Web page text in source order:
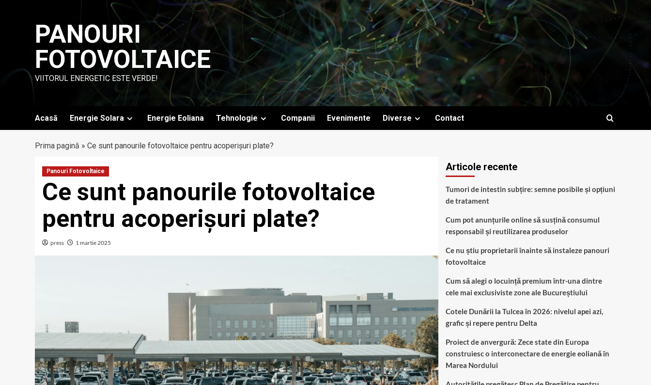
PANOURI
FOTOVOLTAICE
VIITORUL ENERGETIC ESTE VERDE!
Acasă Energie Solara Energie Eoliana Tehnologie Companii Evenimente Diverse Contact
Prima pagină » Ce sunt panourile fotovoltaice pentru acoperișuri plate?
Panouri Fotovoltaice
Ce sunt panourile fotovoltaice
pentru acoperișuri plate?
press 1 martie 2025
Articole recente
Tumori de intestin subțire: semne posibile și opțiuni
de tratament
Cum pot anunțurile online să susțină consumul
responsabil și reutilizarea produselor
Ce nu știu proprietarii înainte să instaleze panouri
fotovoltaice
Cum să alegi o locuință premium într-una dintre
cele mai exclusiviste zone ale Bucureștiului
Cotele Dunării la Tulcea în 2026: nivelul apei azi,
grafic și repere pentru Delta
Proiect de anvergură: Zece state din Europa
construiesc o interconectare de energie eoliană în
Marea Nordului